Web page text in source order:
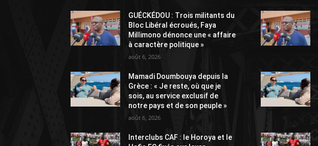
GUÉCKÉDOU : Trois militants du
Bloc Libéral écroués, Faya
Millimono dénonce une « affaire
à caractère politique »
août 6, 2026
Mamadi Doumbouya depuis la
Grèce : « Je reste, où que je
sois, au service exclusif de
notre pays et de son peuple »
août 6, 2026
Interclubs CAF : le Horoya et le